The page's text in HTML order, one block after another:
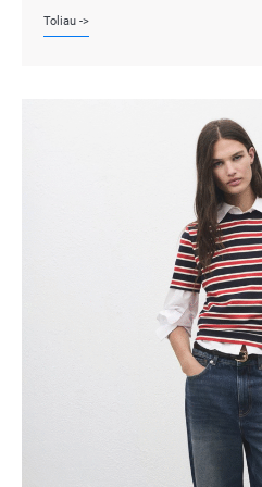
Toliau ->